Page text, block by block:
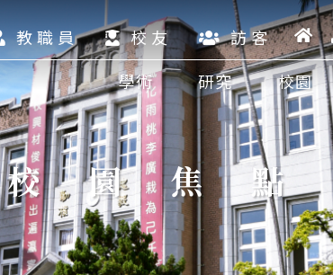
教職員 校友 訪客
學術
研究 校園
校園焦點